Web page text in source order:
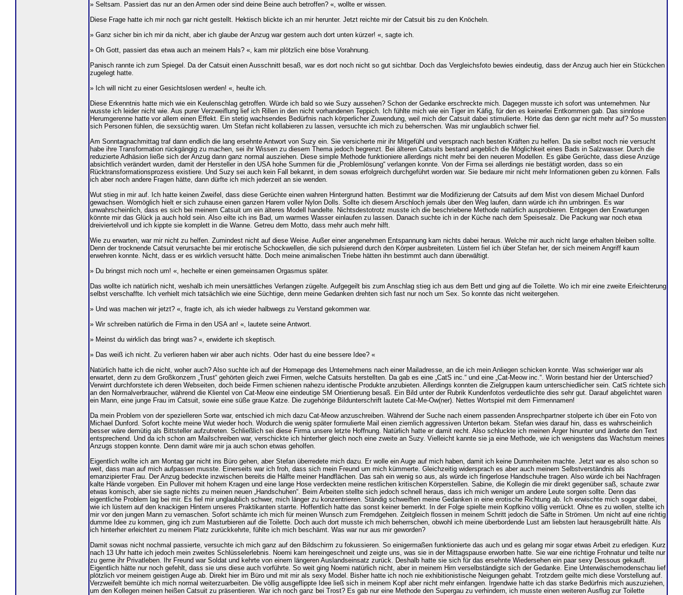
» Seltsam. Passiert das nur an den Armen oder sind deine Beine auch betroffen? «, wollte er wissen.
Diese Frage hatte ich mir noch gar nicht gestellt. Hektisch blickte ich an mir herunter. Jetzt reichte mir der Catsuit bis zu den Knöcheln.
» Ganz sicher bin ich mir da nicht, aber ich glaube der Anzug war gestern auch dort unten kürzer! «, sagte ich.
» Oh Gott, passiert das etwa auch an meinem Hals? «, kam mir plötzlich eine böse Vorahnung.
Panisch rannte ich zum Spiegel. Da der Catsuit einen Ausschnitt besaß, war es dort noch nicht so gut sichtbar. Doch das Vergleichsfoto bewies eindeutig, dass der Anzug auch hier ein Stückchen
zugelegt hatte.
» Ich will nicht zu einer Gesichtslosen werden! «, heulte ich.
Diese Erkenntnis hatte mich wie ein Keulenschlag getroffen. Würde ich bald so wie Suzy aussehen? Schon der Gedanke erschreckte mich. Dagegen musste ich sofort was unternehmen. Nur
wusste ich leider nicht wie. Aus purer Verzweiflung lief ich Rillen in den nicht vorhandenen Teppich. Ich fühlte mich wie ein Tiger im Käfig, für den es keinerlei Entkommen gab. Das sinnlose
Herumgerenne hatte vor allem einen Effekt. Ein stetig wachsendes Bedürfnis nach körperlicher Zuwendung, weil mich der Catsuit dabei stimulierte. Hörte das denn gar nicht mehr auf? So mussten
sich Personen fühlen, die sexsüchtig waren. Um Stefan nicht kollabieren zu lassen, versuchte ich mich zu beherrschen. Was mir unglaublich schwer fiel.
Am Sonntagnachmittag traf dann endlich die lang ersehnte Antwort von Suzy ein. Sie versicherte mir ihr Mitgefühl und versprach nach besten Kräften zu helfen. Da sie selbst noch nie versucht
habe ihre Transformation rückgängig zu machen, sei ihr Wissen zu diesem Thema jedoch begrenzt. Bei älteren Catsuits bestand angeblich die Möglichkeit eines Bads in Salzwasser. Durch die
reduzierte Adhäsion ließe sich der Anzug dann ganz normal ausziehen. Diese simple Methode funktioniere allerdings nicht mehr bei den neueren Modellen. Es gäbe Gerüchte, dass diese Anzüge
absichtlich verändert wurden, damit der Hersteller in den USA hohe Summen für die „Problemlösung“ verlangen konnte. Von der Firma sei allerdings nie bestätigt worden, dass so ein
Rücktransformationsprozess existiere. Und Suzy sei auch kein Fall bekannt, in dem sowas erfolgreich durchgeführt worden war. Sie bedaure mir nicht mehr Informationen geben zu können. Falls
ich aber noch andere Fragen hätte, dann dürfte ich mich jederzeit an sie wenden.
Wut stieg in mir auf. Ich hatte keinen Zweifel, dass diese Gerüchte einen wahren Hintergrund hatten. Bestimmt war die Modifizierung der Catsuits auf dem Mist von diesem Michael Dunford
gewachsen. Womöglich hielt er sich zuhause einen ganzen Harem voller Nylon Dolls. Sollte ich diesem Arschloch jemals über den Weg laufen, dann würde ich ihn umbringen. Es war
unwahrscheinlich, dass es sich bei meinem Catsuit um ein älteres Modell handelte. Nichtsdestotrotz musste ich die beschriebene Methode natürlich ausprobieren. Entgegen den Erwartungen
könnte mir das Glück ja auch hold sein. Also eilte ich ins Bad, um warmes Wasser einlaufen zu lassen. Danach suchte ich in der Küche nach dem Speisesalz. Die Packung war noch etwa
dreiviertelvoll und ich kippte sie komplett in die Wanne. Getreu dem Motto, dass mehr auch mehr hilft.
Wie zu erwarten, war mir nicht zu helfen. Zumindest nicht auf diese Weise. Außer einer angenehmen Entspannung kam nichts dabei heraus. Welche mir auch nicht lange erhalten bleiben sollte.
Denn der trocknende Catsuit verursachte bei mir erotische Schockwellen, die sich pulsierend durch den Körper ausbreiteten. Lüstern fiel ich über Stefan her, der sich meinem Angriff kaum
erwehren konnte. Nicht, dass er es wirklich versucht hätte. Doch meine animalischen Triebe hätten ihn bestimmt auch dann überwältigt.
» Du bringst mich noch um! «, hechelte er einen gemeinsamen Orgasmus später.
Das wollte ich natürlich nicht, weshalb ich mein unersättliches Verlangen zügelte. Aufgegeilt bis zum Anschlag stieg ich aus dem Bett und ging auf die Toilette. Wo ich mir eine zweite Erleichterung
selbst verschaffte. Ich verhielt mich tatsächlich wie eine Süchtige, denn meine Gedanken drehten sich fast nur noch um Sex. So konnte das nicht weitergehen.
» Und was machen wir jetzt? «, fragte ich, als ich wieder halbwegs zu Verstand gekommen war.
» Wir schreiben natürlich die Firma in den USA an! «, lautete seine Antwort.
» Meinst du wirklich das bringt was? «, erwiderte ich skeptisch.
» Das weiß ich nicht. Zu verlieren haben wir aber auch nichts. Oder hast du eine bessere Idee? «
Natürlich hatte ich die nicht, woher auch? Also suchte ich auf der Homepage des Unternehmens nach einer Mailadresse, an die ich mein Anliegen schicken konnte. Was schwieriger war als
erwartet, denn zu dem Großkonzern „Trust“ gehörten gleich zwei Firmen, welche Catsuits herstellten. Da gab es eine „CatS inc.“ und eine „Cat-Meow inc.“. Worin bestand hier der Unterschied?
Verwirrt durchforstete ich deren Webseiten, doch beide Firmen schienen nahezu identische Produkte anzubieten. Allerdings konnten die Zielgruppen kaum unterschiedlicher sein. CatS richtete sich
an den Normalverbraucher, während die Klientel von Cat-Meow eine eindeutige SM Orientierung besaß. Ein Bild unter der Rubrik Kundenfotos verdeutlichte dies sehr gut. Darauf abgelichtet waren
ein Mann, eine junge Frau im Catsuit, sowie eine süße graue Katze. Die zugehörige Bildunterschrift lautete Cat-Me-Ow(ner). Nettes Wortspiel mit dem Firmennamen!
Da mein Problem von der spezielleren Sorte war, entschied ich mich dazu Cat-Meow anzuschreiben. Während der Suche nach einem passenden Ansprechpartner stolperte ich über ein Foto von
Michael Dunford. Sofort kochte meine Wut wieder hoch. Wodurch die wenig später formulierte Mail einen ziemlich aggressiven Unterton bekam. Stefan wies darauf hin, dass es wahrscheinlich
besser wäre demütig als Bittsteller aufzutreten. Schließlich sei diese Firma unsere letzte Hoffnung. Natürlich hatte er damit recht. Also schluckte ich meinen Ärger hinunter und änderte den Text
entsprechend. Und da ich schon am Mailschreiben war, verschickte ich hinterher gleich noch eine zweite an Suzy. Vielleicht kannte sie ja eine Methode, wie ich wenigstens das Wachstum meines
Anzugs stoppen konnte. Denn damit wäre mir ja auch schon etwas geholfen.
Eigentlich wollte ich am Montag gar nicht ins Büro gehen, aber Stefan überredete mich dazu. Er wolle ein Auge auf mich haben, damit ich keine Dummheiten machte. Jetzt war es also schon so
weit, dass man auf mich aufpassen musste. Einerseits war ich froh, dass sich mein Freund um mich kümmerte. Gleichzeitig widersprach es aber auch meinem Selbstverständnis als
emanzipierter Frau. Der Anzug bedeckte inzwischen bereits die Hälfte meiner Handflächen. Das sah ein wenig so aus, als würde ich fingerlose Handschuhe tragen. Also würde ich bei Nachfragen
kalte Hände vorgeben. Ein Pullover mit hohem Kragen und eine lange Hose verdeckten meine restlichen kritischen Körperstellen. Sabine, die Kollegin die mir direkt gegenüber saß, schaute zwar
etwas komisch, aber sie sagte nichts zu meinen neuen „Handschuhen“. Beim Arbeiten stellte sich jedoch schnell heraus, dass ich mich weniger um andere Leute sorgen sollte. Denn das
eigentliche Problem lag bei mir. Es fiel mir unglaublich schwer, mich länger zu konzentrieren. Ständig schweiften meine Gedanken in eine erotische Richtung ab. Ich erwischte mich sogar dabei,
wie ich lüstern auf den knackigen Hintern unseres Praktikanten starrte. Hoffentlich hatte das sonst keiner bemerkt. In der Folge spielte mein Kopfkino völlig verrückt. Ohne es zu wollen, stellte ich
mir vor den jungen Mann zu vernaschen. Sofort schämte ich mich für meinen Wunsch zum Fremdgehen. Zeitgleich flossen in meinem Schritt jedoch die Säfte in Strömen. Um nicht auf eine richtig
dumme Idee zu kommen, ging ich zum Masturbieren auf die Toilette. Doch auch dort musste ich mich beherrschen, obwohl ich meine überbordende Lust am liebsten laut herausgebrüllt hätte. Als
ich hinterher erleichtert zu meinem Platz zurückkehrte, fühlte ich mich beschämt. Was war nur aus mir geworden?
Damit sowas nicht nochmal passierte, versuchte ich mich ganz auf den Bildschirm zu fokussieren. So einigermaßen funktionierte das auch und es gelang mir sogar etwas Arbeit zu erledigen. Kurz
nach 13 Uhr hatte ich jedoch mein zweites Schlüsselerlebnis. Noemi kam hereingeschneit und zeigte uns, was sie in der Mittagspause erworben hatte. Sie war eine richtige Frohnatur und teilte nur
zu gerne ihr Privatleben. Ihr Freund war Soldat und kehrte von einem längeren Auslandseinsatz zurück. Deshalb hatte sie sich für das ersehnte Wiedersehen ein paar sexy Dessous gekauft.
Eigentlich hätte nur noch gefehlt, dass sie uns diese auch vorführte. So weit ging Noemi natürlich nicht, aber in meinem Hirn verselbständigte sich der Gedanke. Eine Unterwäschemodenschau lief
plötzlich vor meinem geistigen Auge ab. Direkt hier im Büro und mit mir als sexy Model. Bisher hatte ich noch nie exhibitionistische Neigungen gehabt. Trotzdem geilte mich diese Vorstellung auf.
Verzweifelt bemühte ich mich normal weiterzuarbeiten. Die völlig ausgeflippte Idee ließ sich in meinem Kopf aber nicht mehr einfangen. Irgendwie hatte ich das starke Bedürfnis mich auszuziehen,
um den Kollegen meinen heißen Catsuit zu präsentieren. War ich noch ganz bei Trost? Es gab nur eine Methode den Supergau zu verhindern, ich musste einen weiteren Ausflug zur Toilette